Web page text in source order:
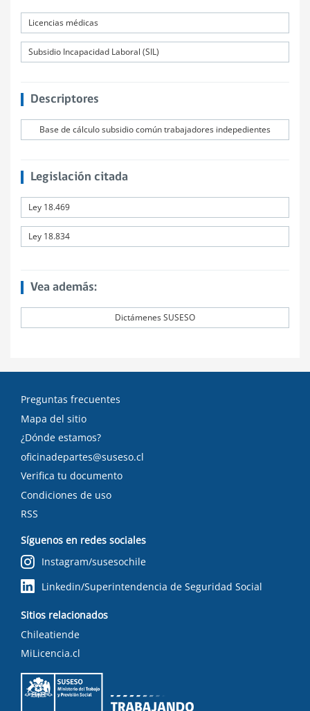
Licencias médicas
Subsidio Incapacidad Laboral (SIL)
Descriptores
Base de cálculo subsidio común trabajadores indepedientes
Legislación citada
Ley 18.469
Ley 18.834
Vea además:
Dictámenes SUSESO
Preguntas frecuentes
Mapa del sitio
¿Dónde estamos?
oficinadepartes@suseso.cl
Verifica tu documento
Condiciones de uso
RSS
Síguenos en redes sociales
Instagram/susesochile
Linkedin/Superintendencia de Seguridad Social
Sitios relacionados
Chileatiende
MiLicencia.cl